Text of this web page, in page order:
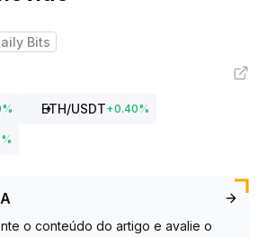
Bits
% ETH/USDT+0.40%
%
o conteúdo do artigo e avalie o